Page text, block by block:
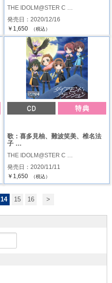
THE IDOLM@STER C …
発売日：2020/12/16
￥1,650
（税込）
歌：喜多見柚、難波笑美、椎名法
子 …
THE IDOLM@STER C …
発売日：2020/11/11
￥1,650
（税込）
14 15 16 >